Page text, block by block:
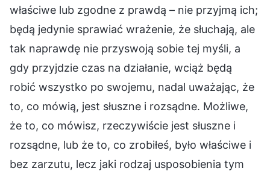
właściwe lub zgodne z prawdą – nie przyjmą ich;
będą jedynie sprawiać wrażenie, że słuchają, ale
tak naprawdę nie przyswoją sobie tej myśli, a
gdy przyjdzie czas na działanie, wciąż będą
robić wszystko po swojemu, nadal uważając, że
to, co mówią, jest słuszne i rozsądne. Możliwe,
że to, co mówisz, rzeczywiście jest słuszne i
rozsądne, lub że to, co zrobiłeś, było właściwe i
bez zarzutu, lecz jaki rodzaj usposobienia tym